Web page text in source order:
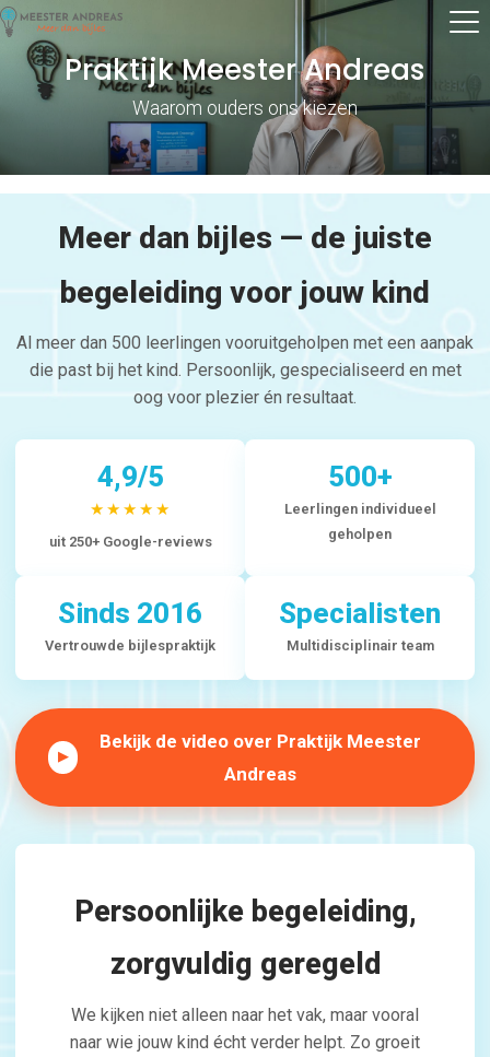
Praktijk Meester Andreas
Waarom ouders ons kiezen
Meer dan bijles — de juiste
begeleiding voor jouw kind
Al meer dan 500 leerlingen vooruitgeholpen met een aanpak
die past bij het kind. Persoonlijk, gespecialiseerd en met
oog voor plezier én resultaat.
4,9/5
★★★★★
uit 250+ Google-reviews
500+
Leerlingen individueel
geholpen
Sinds 2016
Vertrouwde bijlespraktijk
Specialisten
Multidisciplinair team
▶
Bekijk de video over Praktijk Meester
Andreas
Persoonlijke begeleiding,
zorgvuldig geregeld
We kijken niet alleen naar het vak, maar vooral
naar wie jouw kind écht verder helpt. Zo groeit